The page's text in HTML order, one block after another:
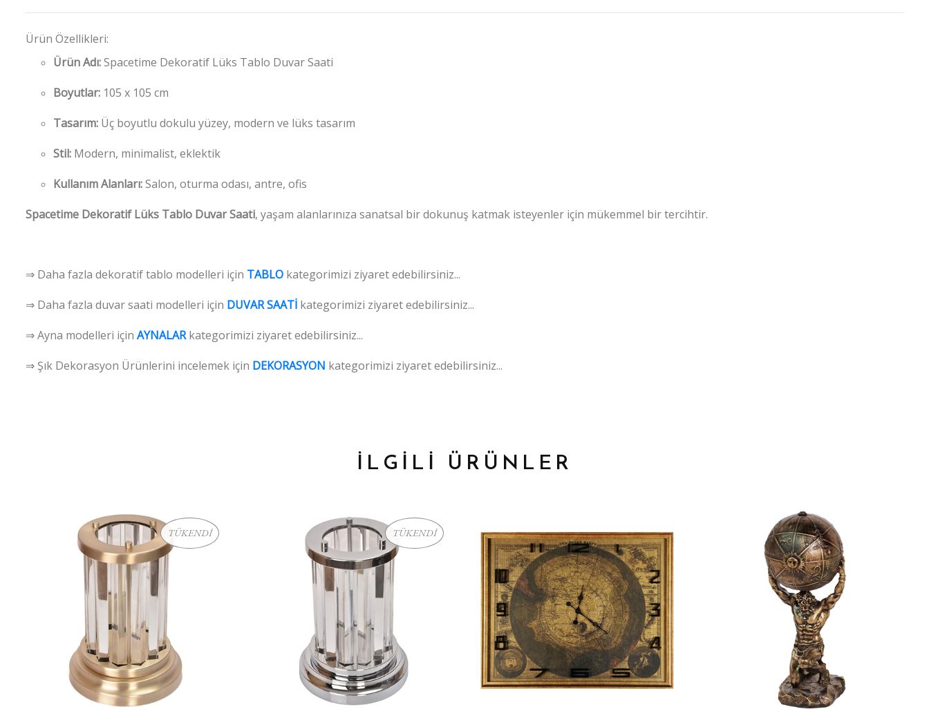
Ürün Özellikleri:
Ürün Adı:Spacetime Dekoratif Lüks Tablo Duvar Saati
Boyutlar: 105 x 105 cm
Tasarım: Üç boyutlu dokulu yüzey, modern ve lüks tasarım
Stil: Modern, minimalist, eklektik
Kullanım Alanları:Salon, oturma odası, antre, ofis
Spacetime Dekoratif Lüks Tablo Duvar Saati, yaşam alanlarınıza sanatsal bir dokunuş katmak isteyenler için mükemmel bir tercihtir.
⇒ Daha fazla dekoratif tablo modelleri için TABLO kategorimizi ziyaret edebilirsiniz...
⇒ Daha fazla duvar saati modelleri için DUVAR SAATİ kategorimizi ziyaret edebilirsiniz...
⇒ Ayna modelleri için AYNALARkategorimizi ziyaret edebilirsiniz...
⇒ Şık Dekorasyon Ürünlerini incelemek için DEKORASYON kategorimizi ziyaret edebilirsiniz...
İLGİLİ ÜRÜNLER
TÜKENDİ TÜKENDİ